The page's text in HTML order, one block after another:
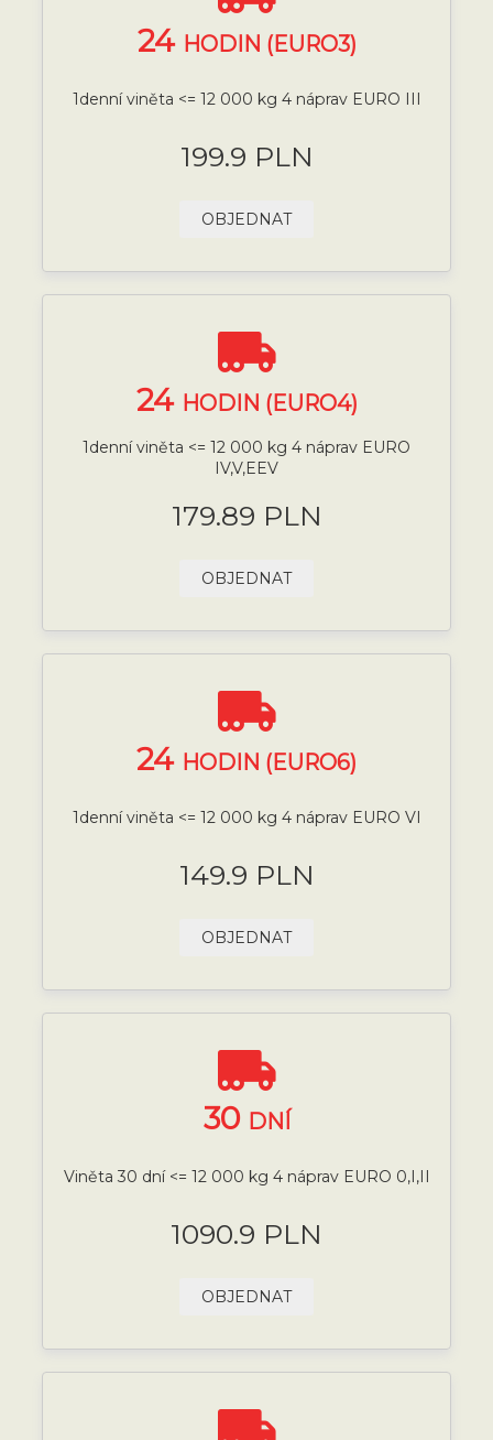
24 HODIN (EURO3)
1denní viněta <= 12 000 kg 4 náprav EURO III
199.9 PLN
OBJEDNAT
24 HODIN (EURO4)
1denní viněta <= 12 000 kg 4 náprav EURO
IV,V,EEV
179.89 PLN
OBJEDNAT
24 HODIN (EURO6)
1denní viněta <= 12 000 kg 4 náprav EURO VI
149.9 PLN
OBJEDNAT
30 DNÍ
Viněta 30 dní <= 12 000 kg 4 náprav EURO 0,I,II
1090.9 PLN
OBJEDNAT